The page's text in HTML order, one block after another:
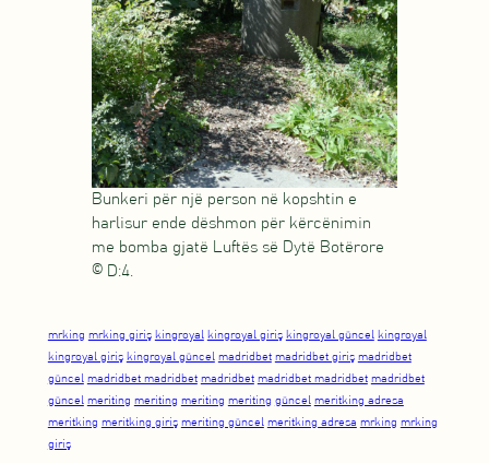
Bunkeri për një person në kopshtin e
harlisur ende dëshmon për kërcënimin
me bomba gjatë Luftës së Dytë Botërore
© D:4.
mrking mrking giriş kingroyal kingroyal giriş kingroyal güncel kingroyal
kingroyal giriş kingroyal güncel madridbet madridbet giriş madridbet
güncel madridbet madridbet madridbet madridbet madridbet madridbet
güncel meriting meriting meriting meriting güncel meritking adresa
meritking meritking giriş meriting güncel meritking adresa mrking mrking
giriş